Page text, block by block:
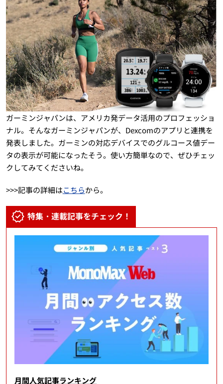
ガーミンジャパンは、アメリカ発データ活用のプロフェッショ
ナル。そんなガーミンジャパンが、Dexcomのアプリと連携を
発表しました。ガーミンの対応デバイスでのグルコース値デー
タの表示が可能になったそう。使い方簡単なので、ぜひチェッ
クしてみてくださいね。
>>>記事の詳細はこちらから。
特集・連載記事をチェック！
月間人気記事ランキング